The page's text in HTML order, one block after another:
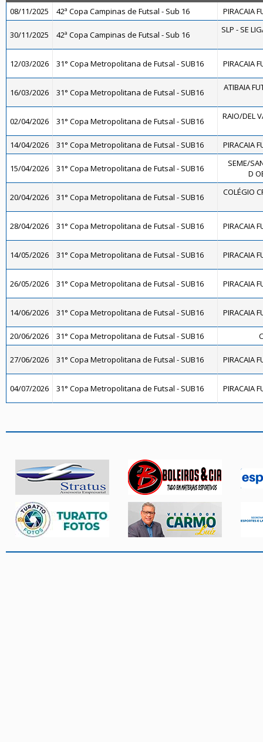
08/11/2025 42ª Copa Campinas de Futsal - Sub 16 PIRACAIA
30/11/2025 42ª Copa Campinas de Futsal - Sub 16 SLP - SE
12/03/2026 31° Copa Metropolitana de Futsal - SUB16 PIRACAIA
16/03/2026 31° Copa Metropolitana de Futsal - SUB16 ATIBAIA
02/04/2026 31° Copa Metropolitana de Futsal - SUB16 RAIO/DEL
14/04/2026 31° Copa Metropolitana de Futsal - SUB16 PIRACAIA
15/04/2026 31° Copa Metropolitana de Futsal - SUB16
SEME/
D
20/04/2026 31° Copa Metropolitana de Futsal - SUB16 COLÉGIO
28/04/2026 31° Copa Metropolitana de Futsal - SUB16 PIRACAIA
14/05/2026 31° Copa Metropolitana de Futsal - SUB16 PIRACAIA
26/05/2026 31° Copa Metropolitana de Futsal - SUB16 PIRACAIA
14/06/2026 31° Copa Metropolitana de Futsal - SUB16 PIRACAIA
20/06/2026 31° Copa Metropolitana de Futsal - SUB16
27/06/2026 31° Copa Metropolitana de Futsal - SUB16 PIRACAIA
04/07/2026 31° Copa Metropolitana de Futsal - SUB16 PIRACAIA